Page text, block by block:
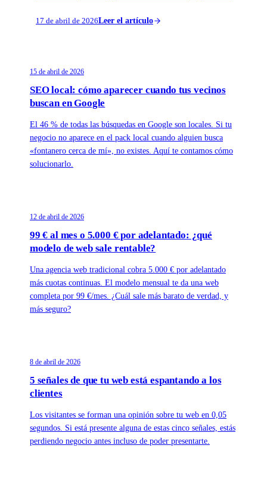
17 de abril de 2026Leer el artículo
15 de abril de 2026
SEO local: cómo aparecer cuando tus vecinos
buscan en Google
El 46 % de todas las búsquedas en Google son locales. Si tu
negocio no aparece en el pack local cuando alguien busca
«fontanero cerca de mí», no existes. Aquí te contamos cómo
solucionarlo.
12 de abril de 2026
99 € al mes o 5.000 € por adelantado: ¿qué
modelo de web sale rentable?
Una agencia web tradicional cobra 5.000 € por adelantado
más cuotas continuas. El modelo mensual te da una web
completa por 99 €/mes. ¿Cuál sale más barato de verdad, y
más seguro?
8 de abril de 2026
5 señales de que tu web está espantando a los
clientes
Los visitantes se forman una opinión sobre tu web en 0,05
segundos. Si está presente alguna de estas cinco señales, estás
perdiendo negocio antes incluso de poder presentarte.